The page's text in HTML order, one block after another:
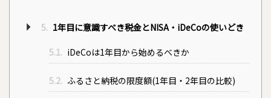
5. 1年目に意識すべき税金とNISA・iDeCoの使いどき
5.1. iDeCoは1年目から始めるべきか
5.2. ふるさと納税の限度額(1年目・2年目の比較)